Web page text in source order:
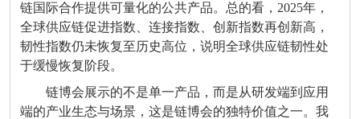
链国际合作提供可量化的公共产品。总的看， 2025年，
全球供应链促进指数、连接指数、创新指数再创新高，
韧性指数仍未恢复至历史高位，说明全球供应链韧性处
于缓慢恢复阶段。
链博会展示的不是单一产品，而是从研发端到应用
端的产业生态与场景，这是链博会的独特价值之一。我